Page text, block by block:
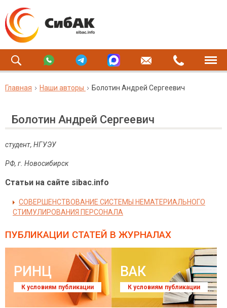
Главная Наши авторы Болотин Андрей Сергеевич
Болотин Андрей Сергеевич
студент, НГУЭУ
РФ, г. Новосибирск
Статьи на сайте sibac.info
СОВЕРШЕНСТВОВАНИЕ СИСТЕМЫ НЕМАТЕРИАЛЬНОГО
СТИМУЛИРОВАНИЯ ПЕРСОНАЛА
ПУБЛИКАЦИИ СТАТЕЙ В ЖУРНАЛАХ
РИНЦ
К условиям публикации
ВАК
К условиям публикации